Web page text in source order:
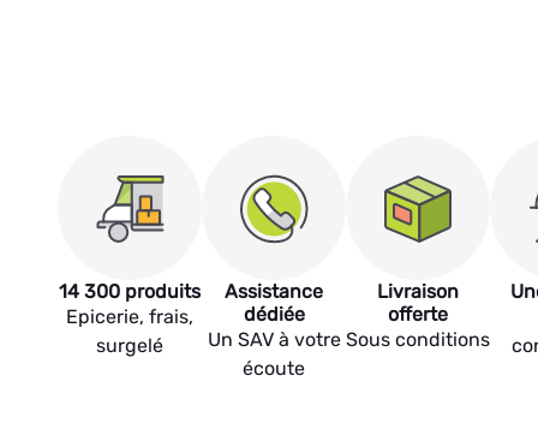
14 300 produits
Epicerie, frais,
surgelé
Assistance
dédiée
Un SAV à votre
écoute
Livraison
offerte
Sous conditions